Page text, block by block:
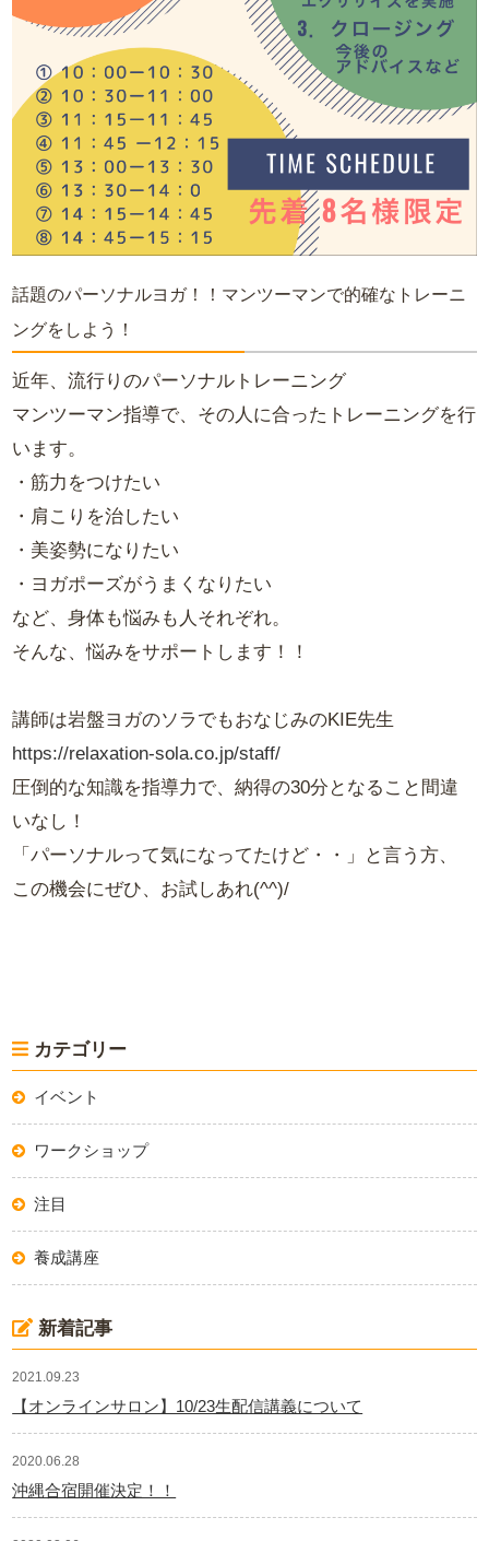
話題のパーソナルヨガ！！マンツーマンで的確なトレーニ
ングをしよう！
近年、流行りのパーソナルトレーニング
マンツーマン指導で、その人に合ったトレーニングを行
います。
・筋力をつけたい
・肩こりを治したい
・美姿勢になりたい
・ヨガポーズがうまくなりたい
など、身体も悩みも人それぞれ。
そんな、悩みをサポートします！！
講師は岩盤ヨガのソラでもおなじみのKIE先生
https://relaxation-sola.co.jp/staff/
圧倒的な知識を指導力で、納得の30分となること間違
いなし！
「パーソナルって気になってたけど・・」と言う方、
この機会にぜひ、お試しあれ(^^)/
カテゴリー
イベント
ワークショップ
注目
養成講座
新着記事
2021.09.23
【オンラインサロン】10/23生配信講義について
2020.06.28
沖縄合宿開催決定！！